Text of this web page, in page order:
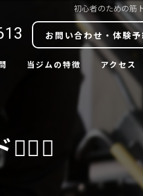
初心者のための筋
お問い合わせ・体験予
当ジムの特徴 アクセス